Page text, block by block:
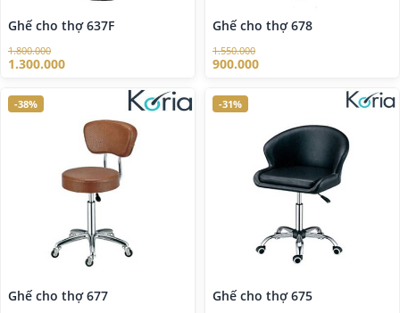
Ghế cho thợ 637F
1.800.000
1.300.000
Ghế cho thợ 678
1.550.000
900.000
-38%
Ghế cho thợ 677
-31%
Ghế cho thợ 675